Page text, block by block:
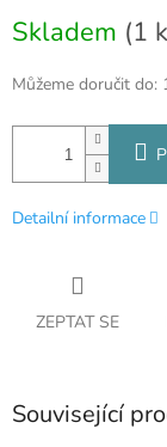
cena:
Skladem (1
Můžeme doručit do:
Detailní informace
ZEPTAT SE
Související